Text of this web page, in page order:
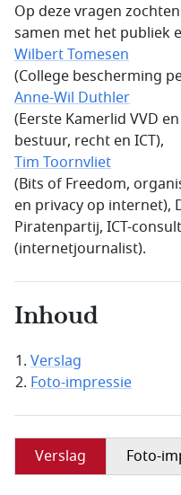
Op deze vragen
samen met het publiek
Wilbert Tomesen
(College bescherming
Anne-Wil Duthler
(Eerste Kamerlid VVD
bestuur, recht en ICT),
Tim Toornvliet
(Bits of Freedom,
en privacy op internet),
Piratenpartij, ICT-
(internetjournalist).
Inhoud
Verslag
Foto-impressie
Verslag Foto-